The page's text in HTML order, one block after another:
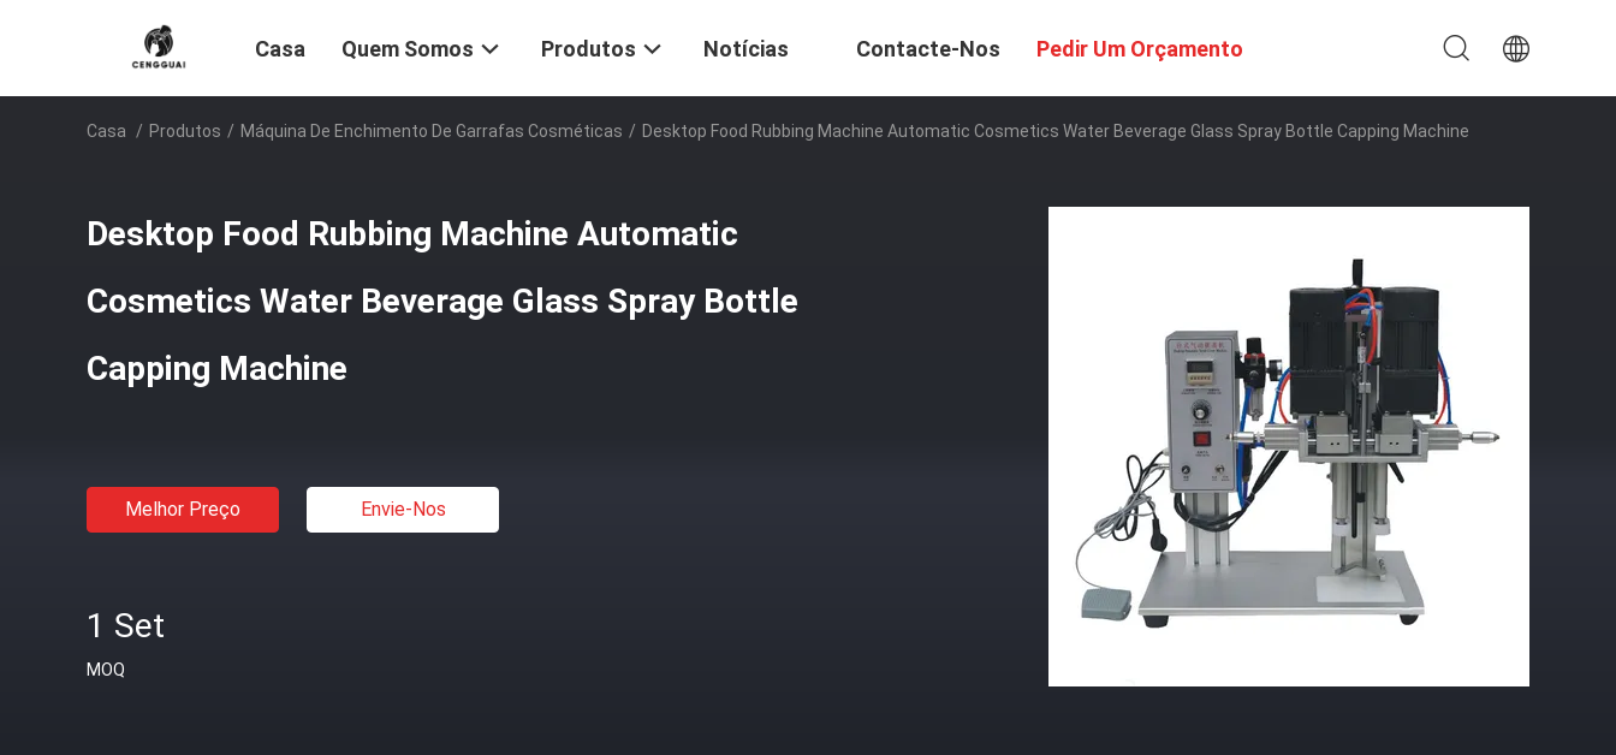
Casa Quem Somos Produtos Notícias Contacte-Nos Pedir Um Orçamento
Casa / Produtos / Máquina De Enchimento De Garrafas Cosméticas / Desktop Food Rubbing Machine Automatic Cosmetics Water Beverage Glass Spray Bottle Capping Machine
Desktop Food Rubbing Machine Automatic
Cosmetics Water Beverage Glass Spray Bottle
Capping Machine
Melhor Preço Envie-Nos
1 Set
MOQ